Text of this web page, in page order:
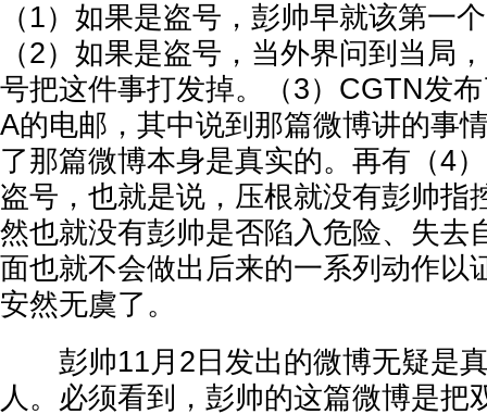
（1）如果是盗号，彭帅早就该第一
（2）如果是盗号，当外界问到当局
号把这件事打发掉。（3）CGTN发
A的电邮，其中说到那篇微博讲的事
了那篇微博本身是真实的。再有（4
盗号，也就是说，压根就没有彭帅指
然也就没有彭帅是否陷入危险、失去
面也就不会做出后来的一系列动作以
安然无虞了。
彭帅11月2日发出的微博无疑是真
人。必须看到，彭帅的这篇微博是把